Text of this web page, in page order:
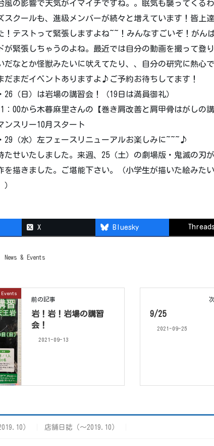
の影響で天気がイマイチですね。。眠気も襲ってくるわ
スクールも、進級メンバーが続々と増えています！皆上
！テストって緊張しますよね~~！みんなすごいぞ！がん
が緊張しちゃうのよね。最近では自分の動画を撮って登
だなとか怪獣みたいに吠えてたり、、自分の研究に熱心で
だまだイベントありますよ♪ご予約お待ちしてます！
26（日）は岩場の講習会！（19日は満員御礼）
：00から木暮麻里さんの【巻き肩改善と肩甲骨はがしの
ンスリー10月スタート
29（水）左フェースリニューアルお楽しみに~~~♪
たせいたしました。来週、25（土）の劇場版・鬼滅の刃
を描きました。ご堪能下さい。（小学生が描いた絵みた
X Bluesky Threads
News & Events
Events
前の記事
岩！岩！岩場の講習
会！
2021-09-13
9/25
2021-09-25
） 店舗日誌（〜2019.10）